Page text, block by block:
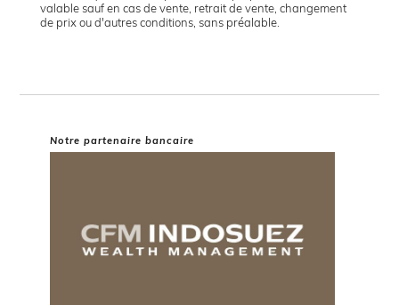
valable sauf en cas de vente, retrait de vente, changement
de prix ou d'autres conditions, sans préalable.
Notre partenaire bancaire